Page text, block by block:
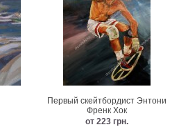
Первый скейтбордист Энтони
Френк Хок
от 223 грн.